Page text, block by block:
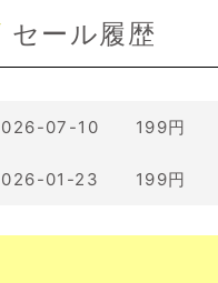
セール履歴
07-10 199円
01-23 199円